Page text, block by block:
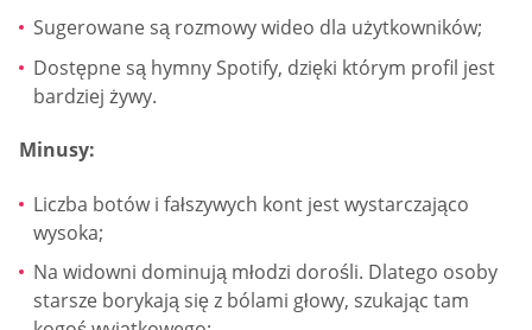
Sugerowane są rozmowy wideo dla użytkowników;
Dostępne są hymny Spotify, dzięki którym profil jest
bardziej żywy.
Minusy:
Liczba botów i fałszywych kont jest wystarczająco
wysoka;
Na widowni dominują młodzi dorośli. Dlatego osoby
starsze borykają się z bólami głowy, szukając tam